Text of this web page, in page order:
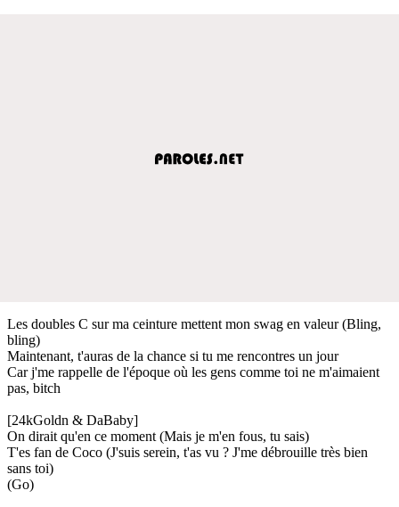
Les doubles C sur ma ceinture mettent mon swag en valeur (Bling,
bling)
Maintenant, t'auras de la chance si tu me rencontres un jour
Car j'me rappelle de l'époque où les gens comme toi ne m'aimaient
pas, bitch
[24kGoldn & DaBaby]
On dirait qu'en ce moment (Mais je m'en fous, tu sais)
T'es fan de Coco (J'suis serein, t'as vu ? J'me débrouille très bien
sans toi)
(Go)